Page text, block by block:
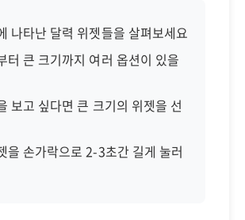
나타난 달력 위젯들을 살펴보세요
터 큰 크기까지 여러 옵션이 있을
보고 싶다면 큰 크기의 위젯을 선
을 손가락으로 2-3초간 길게 눌러